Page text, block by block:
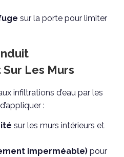
sur la porte pour limiter
Les Murs
infiltrations d’eau par les
:
sur les murs intérieurs et
imperméable) pour